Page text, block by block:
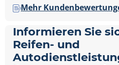
Mehr
Informieren Sie
Reifen- und